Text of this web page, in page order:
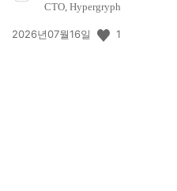
CTO, Hypergryph
공
2026년07월16일 1